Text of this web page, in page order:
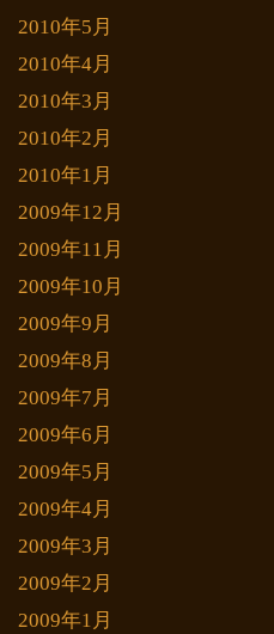
2010年5月
2010年4月
2010年3月
2010年2月
2010年1月
2009年12月
2009年11月
2009年10月
2009年9月
2009年8月
2009年7月
2009年6月
2009年5月
2009年4月
2009年3月
2009年2月
2009年1月